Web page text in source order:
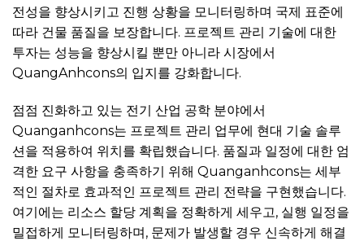
전성을 향상시키고 진행 상황을 모니터링하며 국제 표준에
따라 건물 품질을 보장합니다. 프로젝트 관리 기술에 대한
투자는 성능을 향상시킬 뿐만 아니라 시장에서
QuangAnhcons의 입지를 강화합니다.
점점 진화하고 있는 전기 산업 공학 분야에서
Quanganhcons는 프로젝트 관리 업무에 현대 기술 솔루
션을 적용하여 위치를 확립했습니다. 품질과 일정에 대한 엄
격한 요구 사항을 충족하기 위해 Quanganhcons는 세부
적인 절차로 효과적인 프로젝트 관리 전략을 구현했습니다.
여기에는 리소스 할당 계획을 정확하게 세우고, 실행 일정을
밀접하게 모니터링하며, 문제가 발생할 경우 신속하게 해결